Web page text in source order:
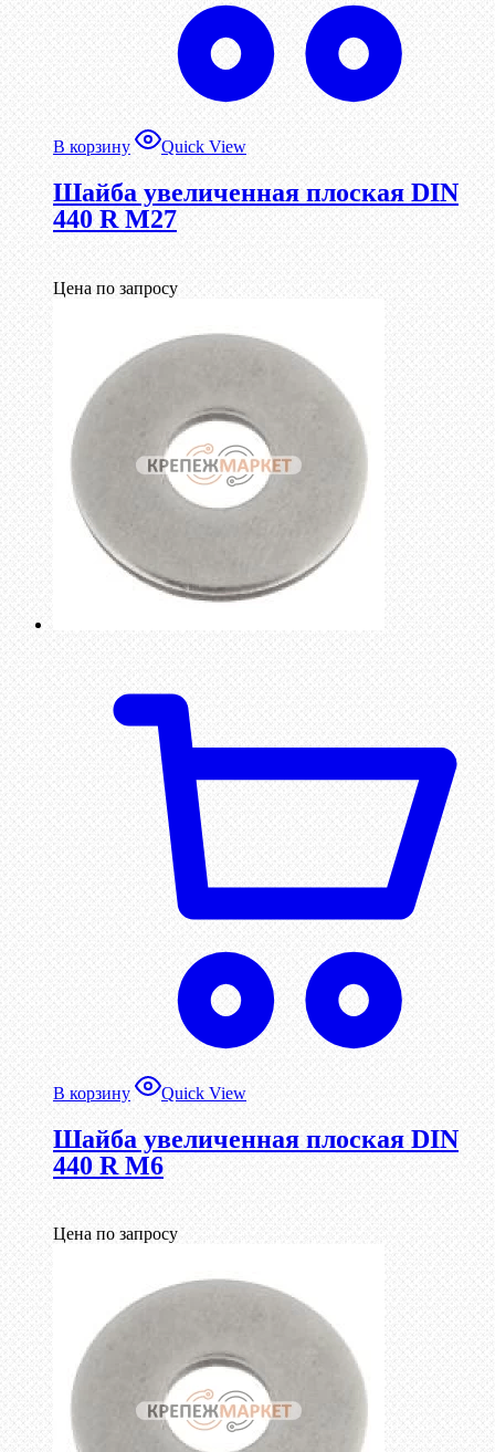
В корзину Quick View
Шайба увеличенная плоская DIN
440 R М27
Цена по запросу
В корзину Quick View
Шайба увеличенная плоская DIN
440 R М6
Цена по запросу